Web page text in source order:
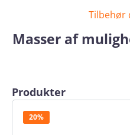
Tilbehør
Masser af
Spring produktgalleriet over
Produkter
20%